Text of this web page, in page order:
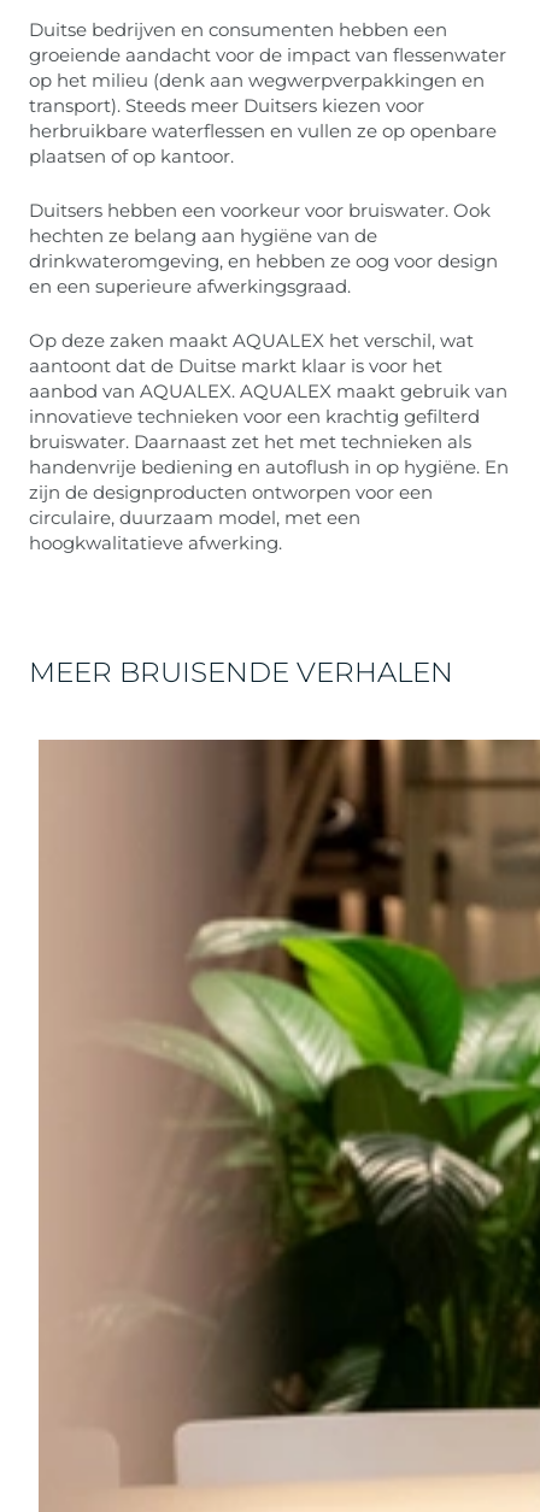
Duitse bedrijven en consumenten hebben een
groeiende aandacht voor de impact van flessenwater
op het milieu (denk aan wegwerpverpakkingen en
transport). Steeds meer Duitsers kiezen voor
herbruikbare waterflessen en vullen ze op openbare
plaatsen of op kantoor.
Duitsers hebben een voorkeur voor bruiswater. Ook
hechten ze belang aan hygiëne van de
drinkwateromgeving, en hebben ze oog voor design
en een superieure afwerkingsgraad.
Op deze zaken maakt AQUALEX het verschil, wat
aantoont dat de Duitse markt klaar is voor het
aanbod van AQUALEX. AQUALEX maakt gebruik van
innovatieve technieken voor een krachtig gefilterd
bruiswater. Daarnaast zet het met technieken als
handenvrije bediening en autoflush in op hygiëne. En
zijn de designproducten ontworpen voor een
circulaire, duurzaam model, met een
hoogkwalitatieve afwerking.
MEER BRUISENDE VERHALEN